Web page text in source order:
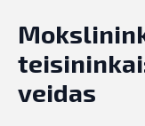
veidas